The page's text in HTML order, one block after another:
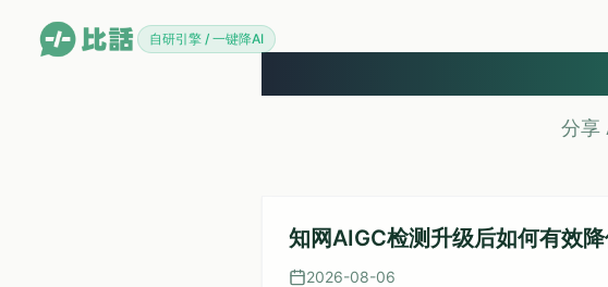
自研引擎 / 一键降AI
分享
知网AIGC检测升级后如何有效
2026-08-06